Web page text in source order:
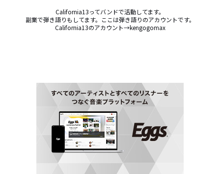
California13ってバンドで活動してます。
副業で弾き語りもしてます。ここは弾き語りのアカウントです。
California13のアカウント→kengogomax